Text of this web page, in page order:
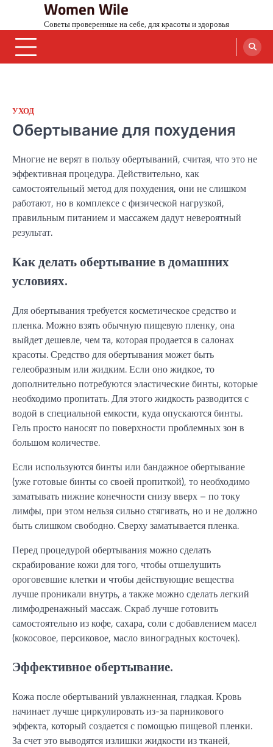
content
Women Wile
Советы проверенные на себе, для красоты и здоровья
УХОД
Обертывание для похудения
Многие не верят в пользу обертываний, считая, что это не
эффективная процедура. Действительно, как
самостоятельный метод для похудения, они не слишком
работают, но в комплексе с физической нагрузкой,
правильным питанием и массажем дадут невероятный
результат.
Как делать обертывание в домашних
условиях.
Для обертывания требуется косметическое средство и
пленка. Можно взять обычную пищевую пленку, она
выйдет дешевле, чем та, которая продается в салонах
красоты. Средство для обертывания может быть
гелеобразным или жидким. Если оно жидкое, то
дополнительно потребуются эластические бинты, которые
необходимо пропитать. Для этого жидкость разводится с
водой в специальной емкости, куда опускаются бинты.
Гель просто наносят по поверхности проблемных зон в
большом количестве.
Если используются бинты или бандажное обертывание
(уже готовые бинты со своей пропиткой), то необходимо
заматывать нижние конечности снизу вверх – по току
лимфы, при этом нельзя сильно стягивать, но и не должно
быть слишком свободно. Сверху заматывается пленка.
Перед процедурой обертывания можно сделать
скрабирование кожи для того, чтобы отшелушить
ороговевшие клетки и чтобы действующие вещества
лучше проникали внутрь, а также можно сделать легкий
лимфодренажный массаж. Скраб лучше готовить
самостоятельно из кофе, сахара, соли с добавлением масел
(кокосовое, персиковое, масло виноградных косточек).
Эффективное обертывание.
Кожа после обертываний увлажненная, гладкая. Кровь
начинает лучше циркулировать из-за парникового
эффекта, который создается с помощью пищевой пленки.
За счет это выводятся излишки жидкости из тканей,